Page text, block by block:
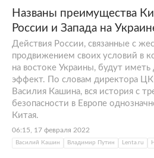
Названы преимущества
России и Запада на
Действия России, связанные с
продвижением своих условий в
на востоке Украины, будут
эффект. По словам директора
Василия Кашина, вся история с
безопасности в Европе
Китая.
06:15, 17 февраля 2022
Василий Кашин Владимир Путин Lenta.ru